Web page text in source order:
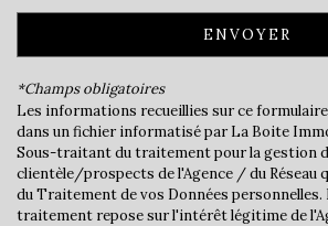
statistiques
Nombre d'habitants
Propriétaires (vs. locataires)
Taxe habitation
ENVOYER
*Champs obligatoires
Les informations recueillies sur ce
dans un fichier informatisé par La Boite
Sous-traitant du traitement pour la gestion
clientèle/prospects de l'Agence / du Réseau
du Traitement de vos Données personnelles.
traitement repose sur l'intérêt légitime de